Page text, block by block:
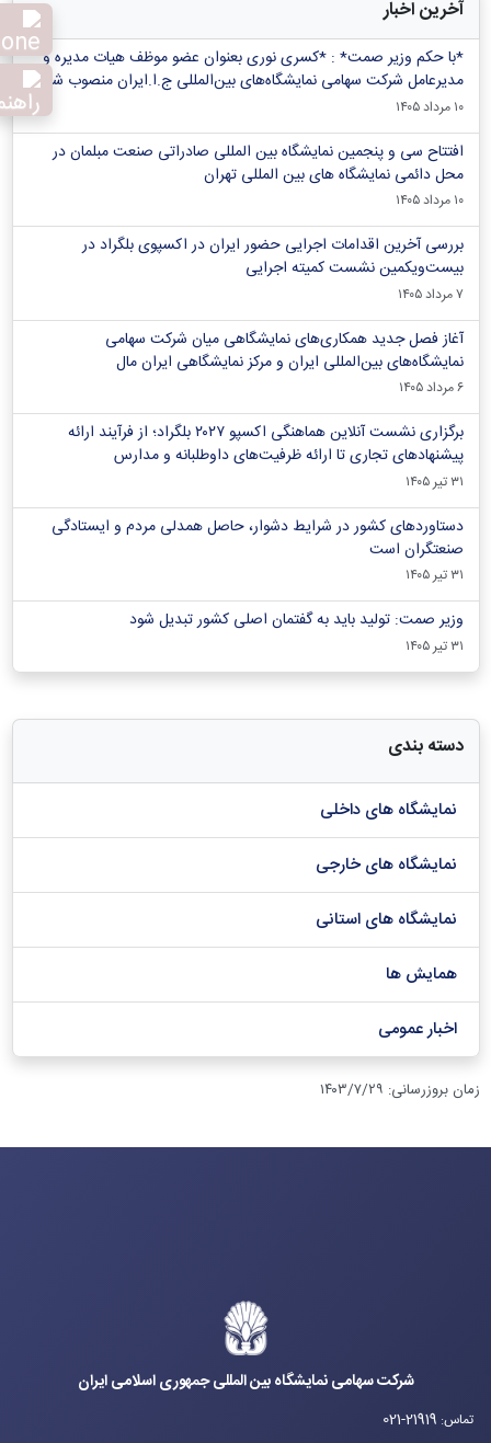
آخرین اخبار
*با حکم وزیر صمت* : *کسری نوری بعنوان عضو موظف هیات مدیره و
مدیرعامل شرکت سهامی نمایشگاه‌های بین‌المللی ج.ا.ایران منصوب شد*
۱۰ مرداد ۱۴۰۵
افتتاح سی و پنجمین نمایشگاه بین المللی صادراتی صنعت مبلمان در
محل دائمی نمایشگاه های بین المللی تهران
۱۰ مرداد ۱۴۰۵
بررسی آخرین اقدامات اجرایی حضور ایران در اکسپوی بلگراد در
بیست‌ویکمین نشست کمیته اجرایی
۷ مرداد ۱۴۰۵
آغاز فصل جدید همکاری‌های نمایشگاهی میان شرکت سهامی
نمایشگاه‌های بین‌المللی ایران و مرکز نمایشگاهی ایران‌ مال
۶ مرداد ۱۴۰۵
برگزاری نشست آنلاین هماهنگی اکسپو ۲۰۲۷ بلگراد؛ از فرآیند ارائه
پیشنهادهای تجاری تا ارائه ظرفیت‌های داوطلبانه و مدارس
۳۱ تیر ۱۴۰۵
دستاوردهای کشور در شرایط دشوار، حاصل همدلی مردم و ایستادگی
صنعتگران است
۳۱ تیر ۱۴۰۵
وزیر صمت: تولید باید به گفتمان اصلی کشور تبدیل شود
۳۱ تیر ۱۴۰۵
دسته بندی
نمایشگاه های داخلی
نمایشگاه های خارجی
نمایشگاه های استانی
همایش ها
اخبار عمومی
زمان بروزرسانی: ۱۴۰۳/۷/۲۹
شرکت سهامی نمایشگاه بین المللی جمهوری اسلامی ایران
تماس:
021-21919